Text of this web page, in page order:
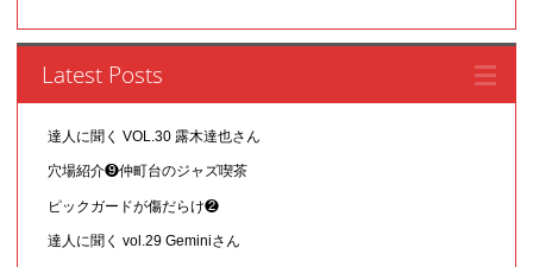
Latest Posts
達人に聞く VOL.30 露木達也さん
穴場紹介❾仲町台のジャズ喫茶
ピックガードが傷だらけ❷
達人に聞く vol.29 Geminiさん